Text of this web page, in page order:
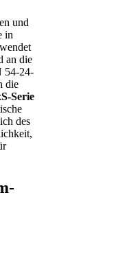
und
in
an die
54-24-
die
Serie
des